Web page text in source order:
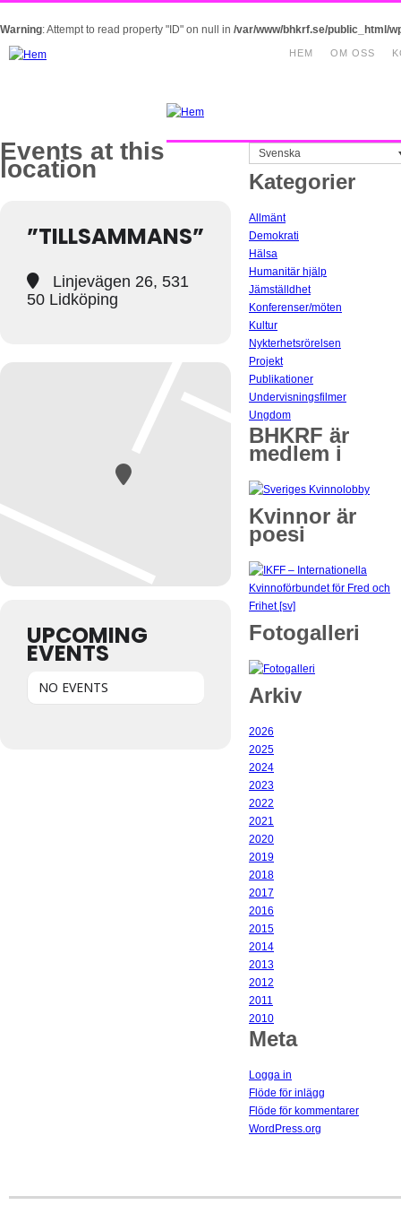
Warning: Attempt to read property "ID" on null in /var/www/bhkrf.se/public_html/
OM OSS
HEM
Events at this
location
”TILLSAMMANS”
Linjevägen 26, 531
50 Lidköping
UPCOMING
EVENTS
NO EVENTS
Svenska
Kategorier
Allmänt
Demokrati
Hälsa
Humanitär hjälp
Jämställdhet
Konferenser/möten
Kultur
Nykterhetsrörelsen
Projekt
Publikationer
Undervisningsfilmer
Ungdom
BHKRF är
medlem i
Kvinnor är
poesi
Fotogalleri
Arkiv
2026
2025
2024
2023
2022
2021
2020
2019
2018
2017
2016
2015
2014
2013
2012
2011
2010
Meta
Logga in
Flöde för inlägg
Flöde för kommentarer
WordPress.org